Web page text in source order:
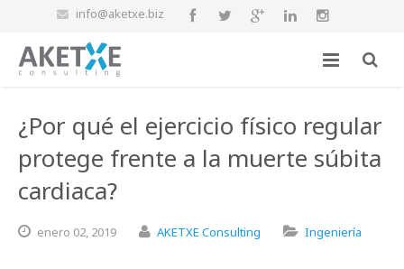
info@aketxe.biz
¿Por qué el ejercicio físico regular
protege frente a la muerte súbita
cardiaca?
enero 02, 2019 AKETXE Consulting Ingeniería